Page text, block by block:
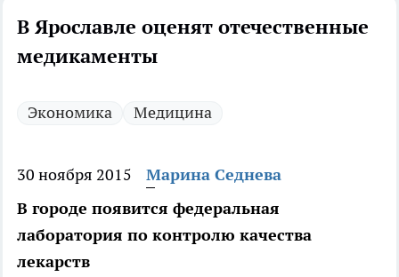
В Ярославле оценят отечественные
медикаменты
Экономика Медицина
30 ноября 2015
Марина Седнева
В городе появится федеральная
лаборатория по контролю качества
лекарств